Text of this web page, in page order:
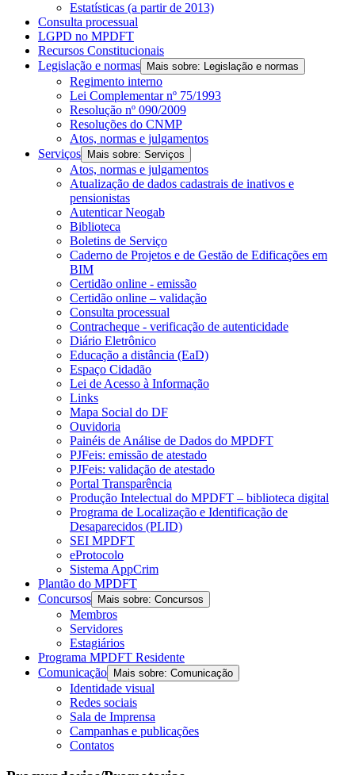
Estatísticas (a partir de 2013)
Consulta processual
LGPD no MPDFT
Recursos Constitucionais
Legislação e normas
Mais sobre: Legislação e normas
Regimento interno
Lei Complementar nº 75/1993
Resolução nº 090/2009
Resoluções do CNMP
Atos, normas e julgamentos
Serviços
Mais sobre: Serviços
Atos, normas e julgamentos
Atualização de dados cadastrais de inativos e
pensionistas
Autenticar Neogab
Biblioteca
Boletins de Serviço
Caderno de Projetos e de Gestão de Edificações em
BIM
Certidão online - emissão
Certidão online – validação
Consulta processual
Contracheque - verificação de autenticidade
Diário Eletrônico
Educação a distância (EaD)
Espaço Cidadão
Lei de Acesso à Informação
Links
Mapa Social do DF
Ouvidoria
Painéis de Análise de Dados do MPDFT
PJFeis: emissão de atestado
PJFeis: validação de atestado
Portal Transparência
Produção Intelectual do MPDFT – biblioteca digital
Programa de Localização e Identificação de
Desaparecidos (PLID)
SEI MPDFT
eProtocolo
Sistema AppCrim
Plantão do MPDFT
Concursos
Mais sobre: Concursos
Membros
Servidores
Estagiários
Programa MPDFT Residente
Comunicação
Mais sobre: Comunicação
Identidade visual
Redes sociais
Sala de Imprensa
Campanhas e publicações
Contatos